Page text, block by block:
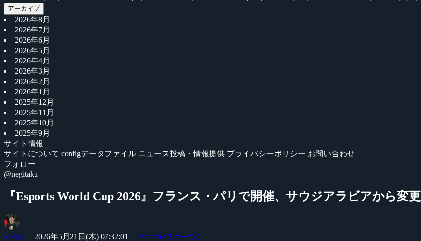
アーカイブ
2026年8月
2026年7月
2026年6月
2026年5月
2026年4月
2026年3月
2026年2月
2026年1月
2025年12月
2025年11月
2025年10月
2025年9月
サイト情報
サイトについて configデータファイル ニュース投稿・情報提供 プライバシーポリシー お問い合わせ
フォロー
@negitaku
『Esports World Cup 2026』フランス・パリで開催、サウジアラビアから変更
Yossy 2026年5月21日(木) 07:32:01 esports(eスポーツ)